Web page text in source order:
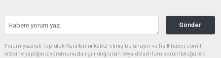
Gönder
Yorum yazarak Topluluk Kuralları’nı kabul etmiş bulunuyor ve fisiltihaber.com.tr
sitesine yaptığınız yorumunuzla ilgili doğrudan veya dolaylı tüm sorumluluğu tek